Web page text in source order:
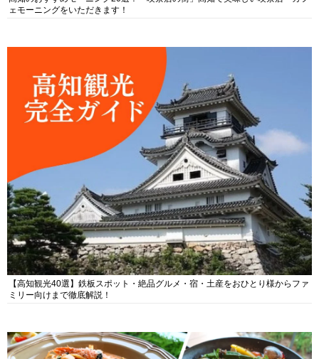
ェモーニングをいただきます！
【高知観光40選】鉄板スポット・絶品グルメ・宿・土産をおひとり様からファ
ミリー向けまで徹底解説！